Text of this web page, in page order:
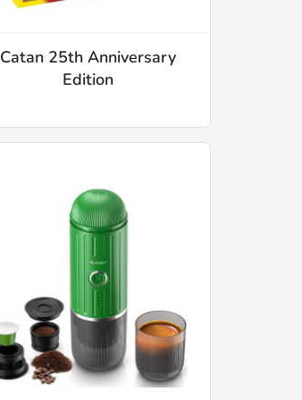
Catan 25th Anniversary
Edition